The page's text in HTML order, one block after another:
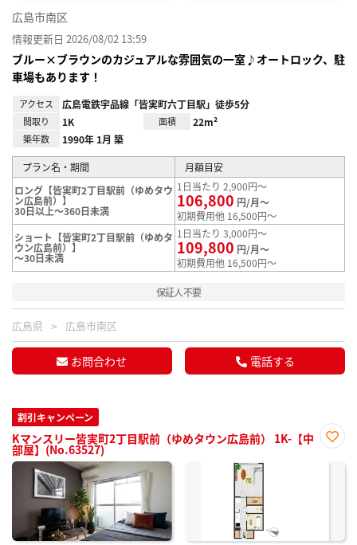
広島市南区
情報更新日 2026/08/02 13:59
ブルー×ブラウンのカジュアルな雰囲気の一室♪オートロック、駐
車場もあります！
アクセス 広島電鉄宇品線「皆実町六丁目駅」徒歩5分
間取り 1K 面積 22m²
築年数 1990年 1月 築
プラン名・期間
月額目安
ロング【皆実町2丁目駅前（ゆめタウ
ン広島前）】
30日以上～360日未満
1日当たり 2,900円～
106,800 円/月～
初期費用他 16,500円～
ショート【皆実町2丁目駅前（ゆめタ
ウン広島前）】
～30日未満
1日当たり 3,000円～
109,800 円/月～
初期費用他 16,500円～
保証人不要
広島県 広島市南区
お問合わせ 電話する
割引キャンペーン
Kマンスリー皆実町2丁目駅前（ゆめタウン広島前） 1K-【中
部屋】(No.63527)
に入